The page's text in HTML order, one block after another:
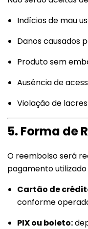
Indícios de mau
Danos causados
Produto sem
Ausência de
Violação de
5. Forma de
O reembolso será
pagamento
Cartão de
conforme
PIX ou boleto: